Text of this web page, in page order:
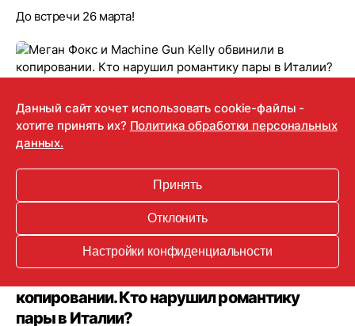
До встречи 26 марта!
копировании. Кто нарушил романтику
пары в Италии?
Данный сайт хочет использовать cookie-файлы -
хотите принять их? Политика обработки персональных
данных.
Принять
Отклонить
Настройки конфиденциальности